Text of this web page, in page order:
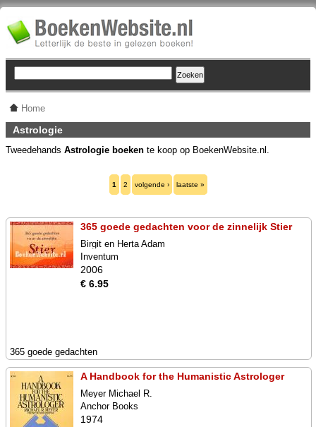
Home
Astrologie
Tweedehands Astrologie boeken te koop op BoekenWebsite.nl.
1 2 volgende › laatste »
365 goede gedachten voor de zinnelijk Stier
Birgit en Herta Adam
Inventum
2006
€ 6.95
365 goede gedachten
A Handbook for the Humanistic Astrologer
Meyer Michael R.
Anchor Books
1974